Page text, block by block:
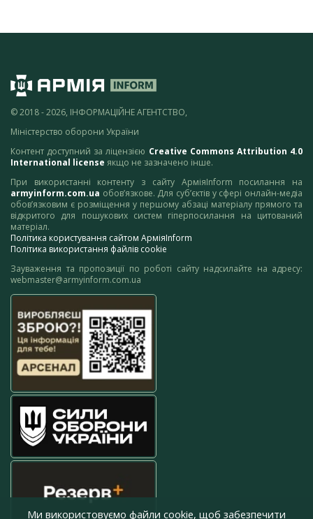
© 2018 - 2026, ІНФОРМАЦІЙНЕ АГЕНТСТВО,
Міністерство оборони України
Контент доступний за ліцензією Creative Commons Attribution 4.0
International license якщо не зазначено інше.
При використанні контенту з сайту АрміяInform посилання на
armyinform.com.ua обов’язкове. Для суб’єктів у сфері онлайн-медіа
обов’язковим є розміщення у першому абзаці матеріалу прямого та
відкритого для пошукових систем гіперпосилання на цитований
матеріал.
Політика користування сайтом АрміяInform
Політика використання файлів cookie
Зауваження та пропозиції по роботі сайту надсилайте на адресу:
webmaster@armyinform.com.ua
Ми використовуємо файли cookie, щоб забезпечити